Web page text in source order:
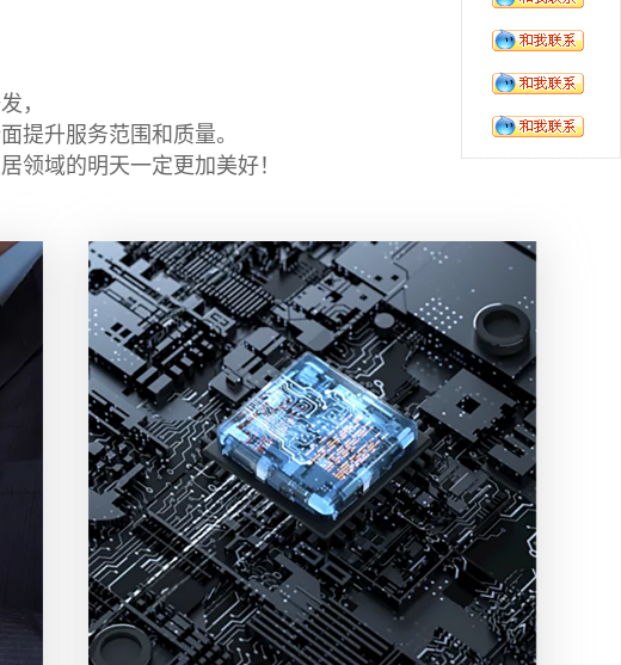
，
提升服务范围和质量。
领域的明天一定更加美好！